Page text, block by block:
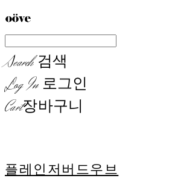
Search검색
Log In 로그인
Cart장바구니
플레인저버드우브